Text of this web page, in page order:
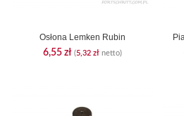
Osłona Lemken Rubin
6,55 zł (5,32 zł netto)